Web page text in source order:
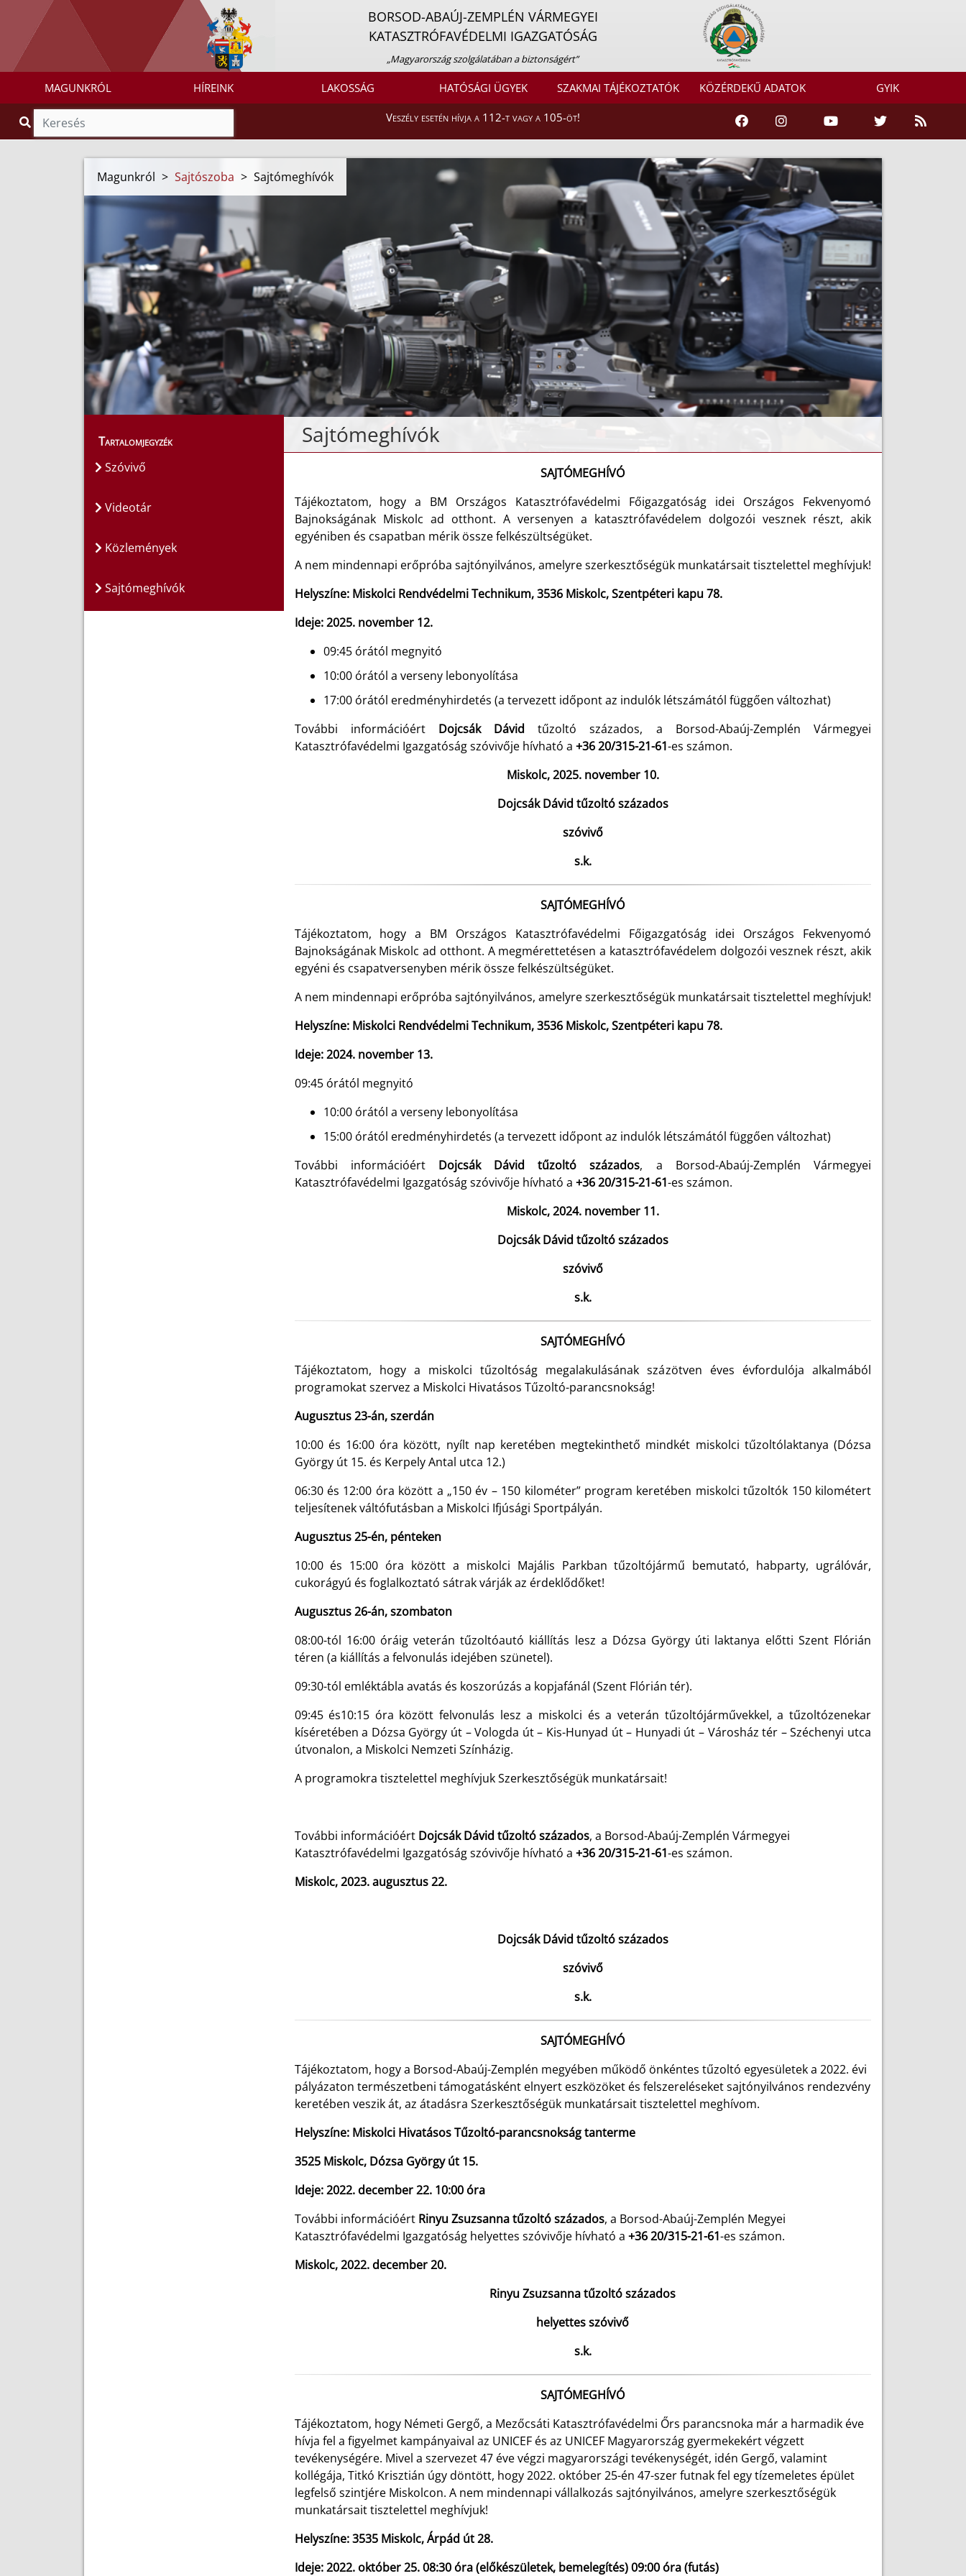
BORSOD-ABAÚJ-ZEMPLÉN VÁRMEGYEI
KATASZTRÓFAVÉDELMI IGAZGATÓSÁG
„Magyarország szolgálatában a biztonságért”
MAGUNKRÓL HÍREINK LAKOSSÁG HATÓSÁGI ÜGYEK SZAKMAI TÁJÉKOZTATÓK KÖZÉRDEKŰ ADATOK GYIK
Veszély esetén hívja a 112-t vagy a 105-öt!
Magunkról > Sajtószoba > Sajtómeghívók
Tartalomjegyzék
Szóvivő
Videotár
Közlemények
Sajtómeghívók
Sajtómeghívók
SAJTÓMEGHÍVÓ
Tájékoztatom, hogy a BM Országos Katasztrófavédelmi Főigazgatóság idei Országos Fekvenyomó
Bajnokságának Miskolc ad otthont. A versenyen a katasztrófavédelem dolgozói vesznek részt, akik
egyéniben és csapatban mérik össze felkészültségüket.
A nem mindennapi erőpróba sajtónyilvános, amelyre szerkesztőségük munkatársait tisztelettel meghívjuk!
Helyszíne: Miskolci Rendvédelmi Technikum, 3536 Miskolc,Szentpéteri kapu 78.
Ideje: 2025. november 12.
09:45 órától megnyitó
10:00 órától a verseny lebonyolítása
17:00 órától eredményhirdetés (a tervezett időpont az indulók létszámától függően változhat)
További információért Dojcsák Dávid tűzoltó százados, a Borsod-Abaúj-Zemplén Vármegyei
Katasztrófavédelmi Igazgatóság szóvivője hívható a +36 20/315-21-61-es számon.
Miskolc, 2025. november 10.
Dojcsák Dávid tűzoltó százados
szóvivő
s.k.
SAJTÓMEGHÍVÓ
Tájékoztatom, hogy a BM Országos Katasztrófavédelmi Főigazgatóság idei Országos Fekvenyomó
Bajnokságának Miskolc ad otthont. A megmérettetésen a katasztrófavédelem dolgozói vesznek részt, akik
egyéni és csapatversenyben mérik össze felkészültségüket.
A nem mindennapi erőpróba sajtónyilvános, amelyre szerkesztőségük munkatársait tisztelettel meghívjuk!
Helyszíne: Miskolci Rendvédelmi Technikum, 3536 Miskolc,Szentpéteri kapu 78.
Ideje: 2024. november 13.
09:45 órától megnyitó
10:00 órától a verseny lebonyolítása
15:00 órától eredményhirdetés (a tervezett időpont az indulók létszámától függően változhat)
További információért Dojcsák Dávid tűzoltó százados, a Borsod-Abaúj-Zemplén Vármegyei
Katasztrófavédelmi Igazgatóság szóvivője hívható a +36 20/315-21-61-es számon.
Miskolc, 2024. november 11.
Dojcsák Dávid tűzoltó százados
szóvivő
s.k.
SAJTÓMEGHÍVÓ
Tájékoztatom, hogy a miskolci tűzoltóság megalakulásának százötven éves évfordulója alkalmából
programokat szervez a Miskolci Hivatásos Tűzoltó-parancsnokság!
Augusztus 23-án, szerdán
10:00 és 16:00 óra között, nyílt nap keretében megtekinthető mindkét miskolci tűzoltólaktanya (Dózsa
György út 15. és Kerpely Antal utca 12.)
06:30 és 12:00 óra között a „150 év – 150 kilométer” program keretében miskolci tűzoltók 150 kilométert
teljesítenek váltófutásban a Miskolci Ifjúsági Sportpályán.
Augusztus 25-én, pénteken
10:00 és 15:00 óra között a miskolci Majális Parkban tűzoltójármű bemutató, habparty, ugrálóvár,
cukorágyú és foglalkoztató sátrak várják az érdeklődőket!
Augusztus 26-án, szombaton
08:00-tól 16:00 óráig veterán tűzoltóautó kiállítás lesz a Dózsa György úti laktanya előtti Szent Flórián
téren (a kiállítás a felvonulás idejében szünetel).
09:30-tól emléktábla avatás és koszorúzás a kopjafánál (Szent Flórián tér).
09:45 és10:15 óra között felvonulás lesz a miskolci és a veterán tűzoltójárművekkel, a tűzoltózenekar
kíséretében a Dózsa György út – Vologda út – Kis-Hunyad út – Hunyadi út – Városház tér – Széchenyi utca
útvonalon, a Miskolci Nemzeti Színházig.
A programokra tisztelettel meghívjuk Szerkesztőségük munkatársait!
További információért Dojcsák Dávid tűzoltó százados, a Borsod-Abaúj-Zemplén Vármegyei
Katasztrófavédelmi Igazgatóság szóvivője hívható a +36 20/315-21-61-es számon.
Miskolc, 2023. augusztus 22.
Dojcsák Dávid tűzoltó százados
szóvivő
s.k.
SAJTÓMEGHÍVÓ
Tájékoztatom, hogy a Borsod-Abaúj-Zemplén megyében működő önkéntes tűzoltó egyesületek a 2022. évi
pályázaton természetbeni támogatásként elnyert eszközöket és felszereléseket sajtónyilvános rendezvény
keretében veszik át, az átadásra Szerkesztőségük munkatársait tisztelettel meghívom.
Helyszíne: Miskolci Hivatásos Tűzoltó-parancsnokság tanterme
3525 Miskolc, Dózsa György út 15.
Ideje: 2022. december 22. 10:00 óra
További információért Rinyu Zsuzsanna tűzoltó százados, a Borsod-Abaúj-Zemplén Megyei
Katasztrófavédelmi Igazgatóság helyettes szóvivője hívható a +36 20/315-21-61-es számon.
Miskolc, 2022. december 20.
Rinyu Zsuzsanna tűzoltó százados
helyettes szóvivő
s.k.
SAJTÓMEGHÍVÓ
Tájékoztatom, hogy Németi Gergő, a Mezőcsáti Katasztrófavédelmi Őrs parancsnoka már a harmadik éve
hívja fel a figyelmet kampányaival az UNICEF és az UNICEF Magyarország gyermekekért végzett
tevékenységére. Mivel a szervezet 47 éve végzi magyarországi tevékenységét, idén Gergő, valamint
kollégája, Titkó Krisztián úgy döntött, hogy 2022. október 25-én 47-szer futnak fel egy tízemeletes épület
legfelső szintjére Miskolcon. A nem mindennapi vállalkozás sajtónyilvános, amelyre szerkesztőségük
munkatársait tisztelettel meghívjuk!
Helyszíne: 3535 Miskolc, Árpád út 28.
Ideje: 2022. október 25. 08:30 óra (előkészületek, bemelegítés) 09:00 óra (futás)